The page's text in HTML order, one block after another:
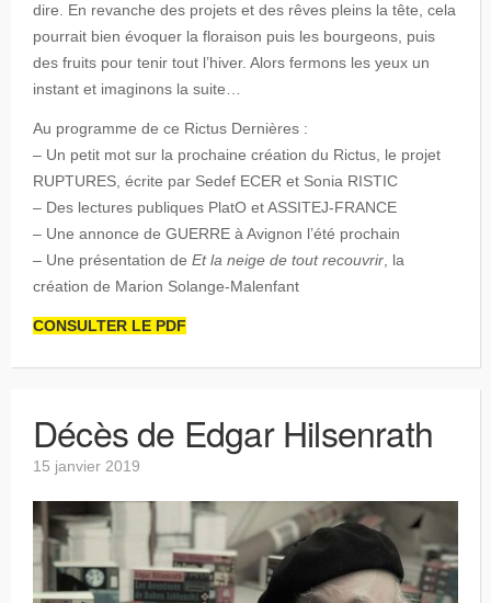
dire. En revanche des projets et des rêves pleins la tête, cela
pourrait bien évoquer la floraison puis les bourgeons, puis
des fruits pour tenir tout l’hiver. Alors fermons les yeux un
instant et imaginons la suite…
Au programme de ce Rictus Dernières :
– Un petit mot sur la prochaine création du Rictus, le projet
RUPTURES, écrite par Sedef ECER et Sonia RISTIC
– Des lectures publiques PlatO et ASSITEJ-FRANCE
– Une annonce de GUERRE à Avignon l’été prochain
– Une présentation de Et la neige de tout recouvrir, la
création de Marion Solange-Malenfant
CONSULTER LE PDF
Décès de Edgar Hilsenrath
15 janvier 2019